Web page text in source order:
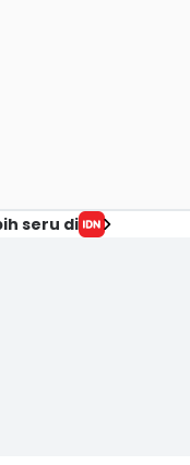
seru di